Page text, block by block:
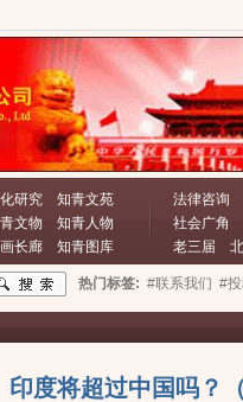
研究
知青文苑
文物
知青人物
长廊 知青图库
法律咨询
社会广角
老三届
热门标签: #联系我们 #
印度将超过中国吗？